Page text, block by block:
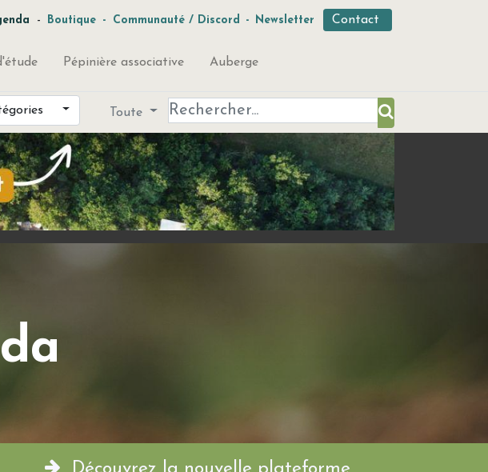
- Boutique - Communauté / Discord - Newsletter Contact
Pépinière associative Auberge
Toute